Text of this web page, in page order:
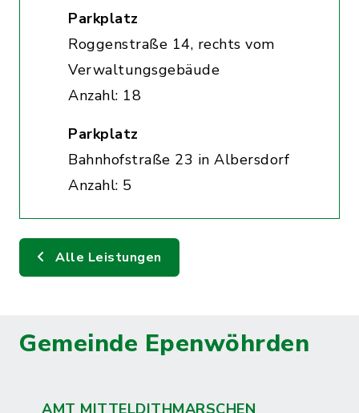
Parkplatz
Roggenstraße 14, rechts vom
Verwaltungsgebäude
Anzahl: 18
Parkplatz
Bahnhofstraße 23 in Albersdorf
Anzahl: 5
Alle Leistungen
Gemeinde Epenwöhrden
AMT MITTELDITHMARSCHEN